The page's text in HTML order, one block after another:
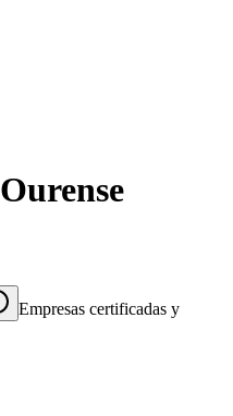
Ourense
Empresas certificadas y